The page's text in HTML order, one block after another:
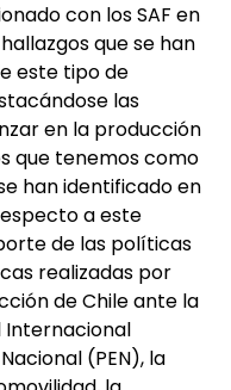
con los SAF en
que se han
este tipo de
las
en la producción
que tenemos como
han identificado en
a este
de las políticas
realizadas por
de Chile ante la
Internacional
(PEN), la